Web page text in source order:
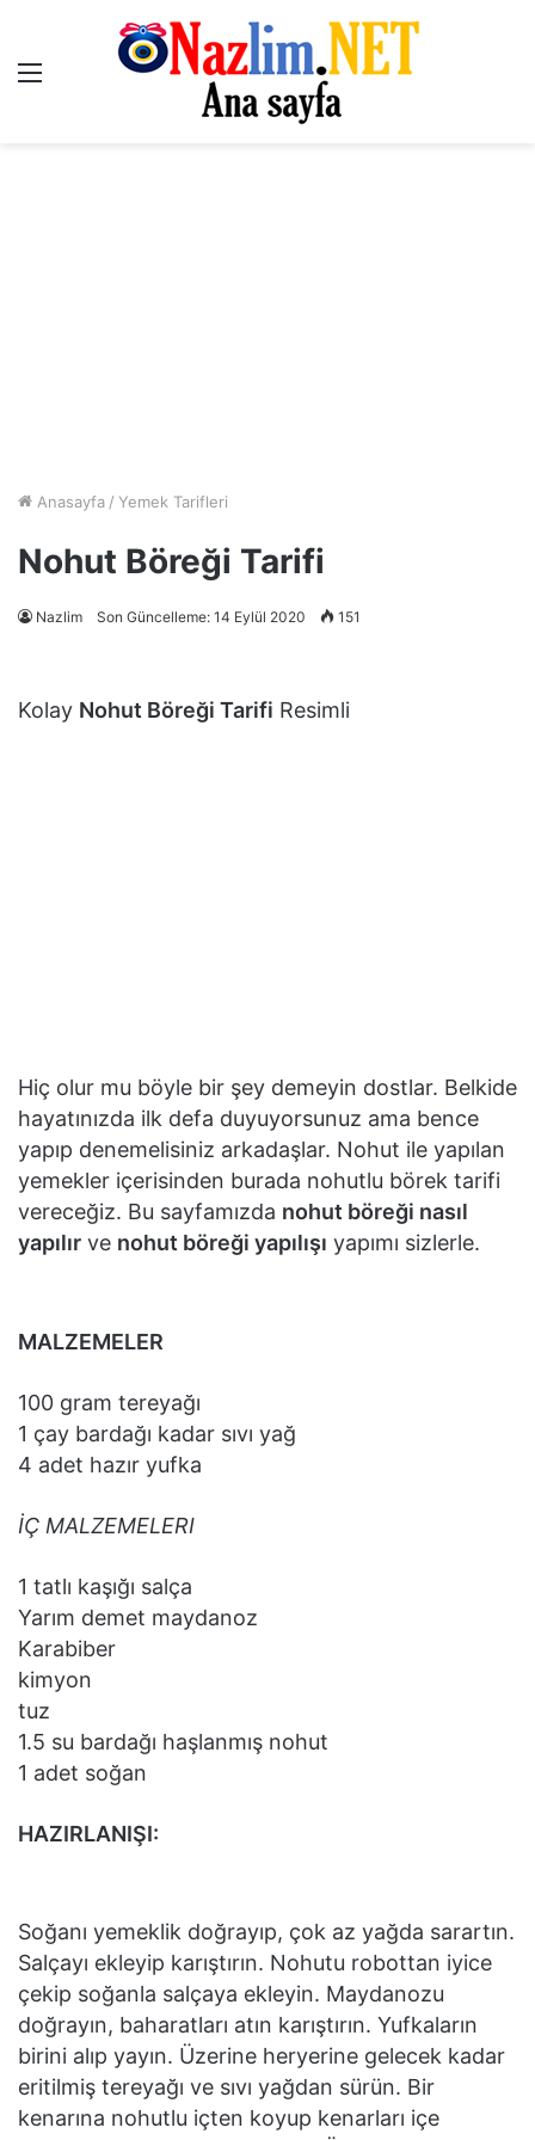
Menü
Anasayfa / Yemek Tarifleri
Nohut Böreği Tarifi
Nazlim Son Güncelleme: 14 Eylül 2020 151
Kolay Nohut Böreği Tarifi Resimli
Hiç olur mu böyle bir şey demeyin dostlar. Belkide
hayatınızda ilk defa duyuyorsunuz ama bence
yapıp denemelisiniz arkadaşlar. Nohut ile yapılan
yemekler içerisinden burada nohutlu börek tarifi
vereceğiz. Bu sayfamızda nohut böreği nasıl
yapılır ve nohut böreği yapılışı yapımı sizlerle.
MALZEMELER
100 gram tereyağı
1 çay bardağı kadar sıvı yağ
4 adet hazır yufka
İÇ MALZEMELERI
1 tatlı kaşığı salça
Yarım demet maydanoz
Karabiber
kimyon
tuz
1.5 su bardağı haşlanmış nohut
1 adet soğan
HAZIRLANIŞI:
Soğanı yemeklik doğrayıp, çok az yağda sarartın.
Salçayı ekleyip karıştırın. Nohutu robottan iyice
çekip soğanla salçaya ekleyin. Maydanozu
doğrayın, baharatları atın karıştırın. Yufkaların
birini alıp yayın. Üzerine heryerine gelecek kadar
eritilmiş tereyağı ve sıvı yağdan sürün. Bir
kenarına nohutlu içten koyup kenarları içe